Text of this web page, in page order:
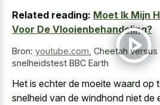
Related reading: Moet Ik Mijn
Voor De Vlooienbehandeling?
Bron: youtube.com Cheetah versus
snelheidstest BBC Earth
Het is echter de moeite waard op
snelheid van de windhond niet de